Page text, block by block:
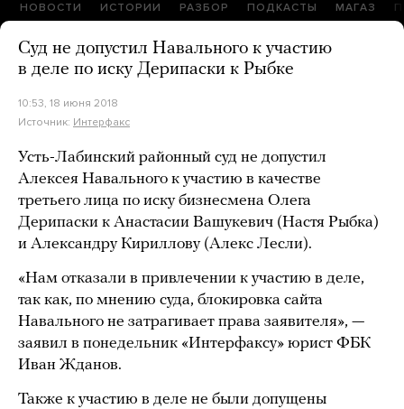
НОВОСТИ ИСТОРИИ РАЗБОР ПОДКАСТЫ МАГАЗ
Суд не допустил Навального к участию
в деле по иску Дерипаски к Рыбке
10:53, 18 июня 2018
Источник: Интерфакс
Усть-Лабинский районный суд не допустил
Алексея Навального к участию в качестве
третьего лица по иску бизнесмена Олега
Дерипаски к Анастасии Вашукевич (Настя Рыбка)
и Александру Кириллову (Алекс Лесли).
«Нам отказали в привлечении к участию в деле,
так как, по мнению суда, блокировка сайта
Навального не затрагивает права заявителя», —
заявил в понедельник «Интерфаксу» юрист ФБК
Иван Жданов.
Также к участию в деле не были допущены